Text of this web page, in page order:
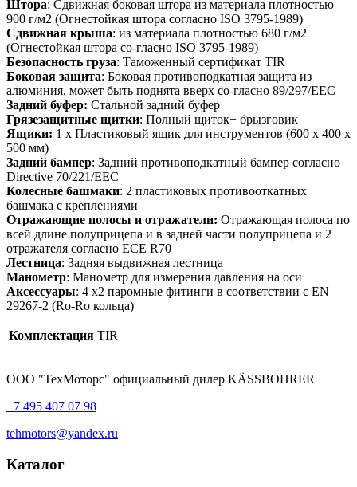
Штора: Сдвижная боковая штора из материала плотностью
900 г/м2 (Огнестойкая штора согласно ISO 3795-1989)
Сдвижная крыша: из материала плотностью 680 г/м2
(Огнестойкая штора со-гласно ISO 3795-1989)
Безопасность груза: Таможенный сертификат TIR
Боковая защита: Боковая противоподкатная защита из
алюминия, может быть поднята вверх со-гласно 89/297/EEC
Задний буфер: Стальной задний буфер
Грязезащитные щитки: Полный щиток+ брызговик
Ящики: 1 x Пластиковый ящик для инструментов (600 x 400 x
500 мм)
Задний бампер: Задний противоподкатный бампер согласно
Directive 70/221/EEC
Колесные башмаки: 2 пластиковых противооткатных
башмака с креплениями
Отражающие полосы и отражатели: Отражающая полоса по
всей длине полуприцепа и в задней части полуприцепа и 2
отражателя согласно ECE R70
Лестница: Задняя выдвижная лестница
Манометр: Манометр для измерения давления на оси
Аксессуары: 4 x2 паромные фитинги в соответствии с EN
29267-2 (Ro-Ro кольца)
Комплектация TIR
ООО "ТехМоторс" официальный дилер KÄSSBOHRER
+7 495 407 07 98
tehmotors@yandex.ru
Каталог